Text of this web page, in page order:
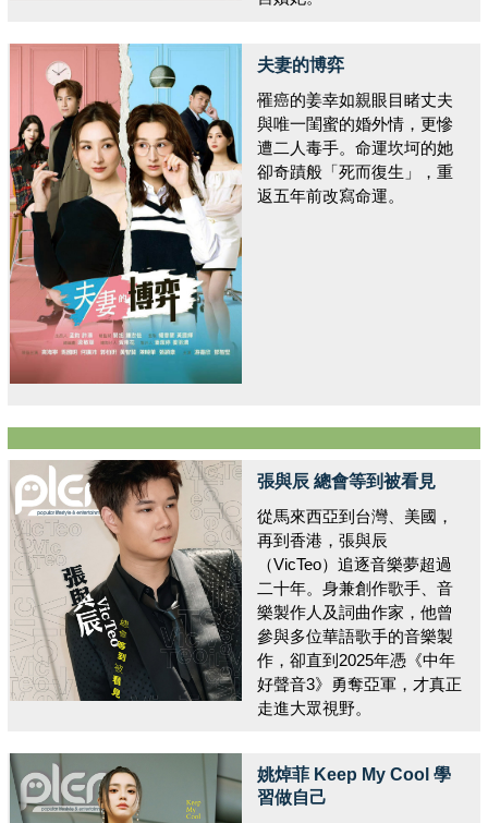
夫妻的博弈
罹癌的姜幸如親眼目睹丈夫
與唯一閨蜜的婚外情，更慘
遭二人毒手。命運坎坷的她
卻奇蹟般「死而復生」，重
返五年前改寫命運。
張與辰 總會等到被看見
從馬來西亞到台灣、美國，
再到香港，張與辰
（VicTeo）追逐音樂夢超過
二十年。身兼創作歌手、音
樂製作人及詞曲作家，他曾
參與多位華語歌手的音樂製
作，卻直到2025年憑《中年
好聲音3》勇奪亞軍，才真正
走進大眾視野。
姚焯菲 Keep My Cool 學
習做自己